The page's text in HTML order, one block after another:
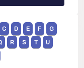
C D E F
G
R S T
U